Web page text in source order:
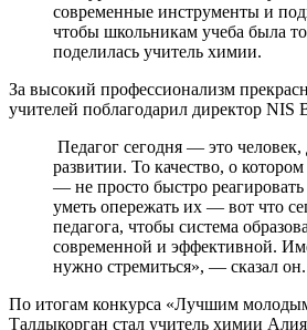
современные инструменты и
чтобы школьникам учеба была
поделилась учитель химии.
За высокий профессионализм
учителей поблагодарил директор NIS
Педагог сегодня — это
развитии. То качество, о
— не просто быстро
уметь опережать их — вот что
педагога, чтобы система
современной и эффективной.
нужно стремиться», — сказал он.
По итогам конкурса «Лучшим
Талдыкорган стал учитель химии